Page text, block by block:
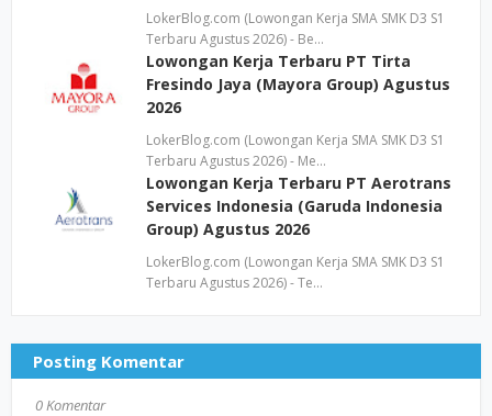
LokerBlog.com (Lowongan Kerja SMA SMK D3 S1
Terbaru Agustus 2026) - Be…
Lowongan Kerja Terbaru PT Tirta
Fresindo Jaya (Mayora Group) Agustus
2026
LokerBlog.com (Lowongan Kerja SMA SMK D3 S1
Terbaru Agustus 2026) - Me…
Lowongan Kerja Terbaru PT Aerotrans
Services Indonesia (Garuda Indonesia
Group) Agustus 2026
LokerBlog.com (Lowongan Kerja SMA SMK D3 S1
Terbaru Agustus 2026) - Te…
Posting Komentar
0 Komentar